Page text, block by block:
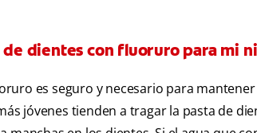
de dientes con fluoruro para mi
es seguro y necesario para
jóvenes tienden a tragar la pasta de